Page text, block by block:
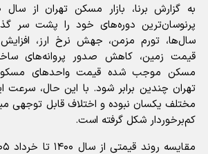
پرنوسان‌ترین دوره‌های خود را پشت سر
سال‌ها، تورم مزمن، جهش نرخ ارز،
قیمت زمین، کاهش صدور پروانه‌های
مسکن موجب شده قیمت واحد‌های
تهران چندین برابر شود. با این حال، سرعت
مختلف یکسان نبوده و اختلاف قابل توجهی
کم‌برخوردار شکل گرفته است.